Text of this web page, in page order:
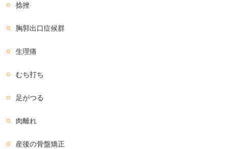
捻挫
胸郭出口症候群
生理痛
むち打ち
足がつる
肉離れ
産後の骨盤矯正